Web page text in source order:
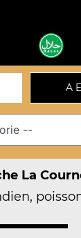
A
La